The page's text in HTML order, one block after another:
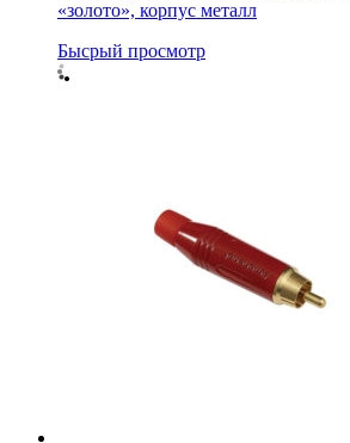
«золото», корпус металл
Бысрый просмотр